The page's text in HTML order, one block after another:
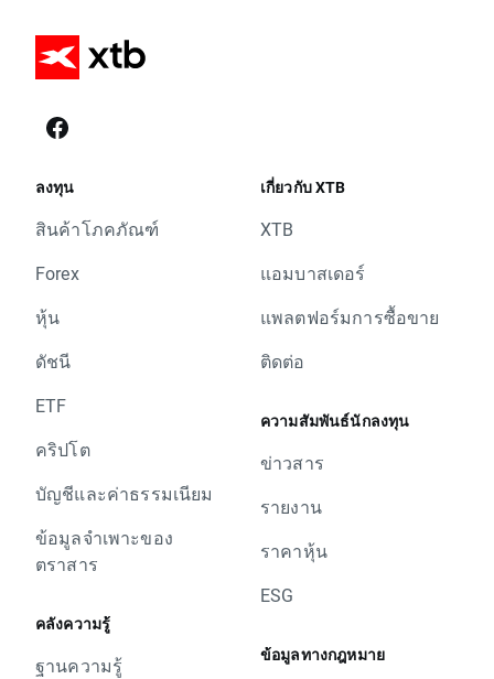
ลงทุน
สินค้าโภคภัณฑ์
Forex
หุ้น
ดัชนี
ETF
คริปโต
บัญชีและค่าธรรมเนียม
ข้อมูลจำเพาะของ
ตราสาร
คลังความรู้
ฐานความรู้
เกี่ยวกับ XTB
XTB
แอมบาสเดอร์
แพลตฟอร์มการซื้อขาย
ติดต่อ
ความสัมพันธ์นักลงทุน
ข่าวสาร
รายงาน
ราคาหุ้น
ESG
ข้อมูลทางกฎหมาย